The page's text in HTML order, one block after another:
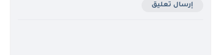
إرسال تعليق